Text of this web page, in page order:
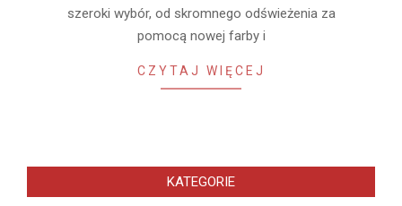
szeroki wybór, od skromnego odświeżenia za
pomocą nowej farby i
CZYTAJ WIĘCEJ
KATEGORIE